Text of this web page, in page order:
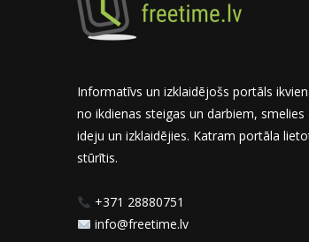
Informatīvs un izklaidējošs portāls
no ikdienas steigas un darbiem, smelies
ideju un izklaidējies. Katram portāla
stūrītis.
+371 28880751
info@freetime.lv